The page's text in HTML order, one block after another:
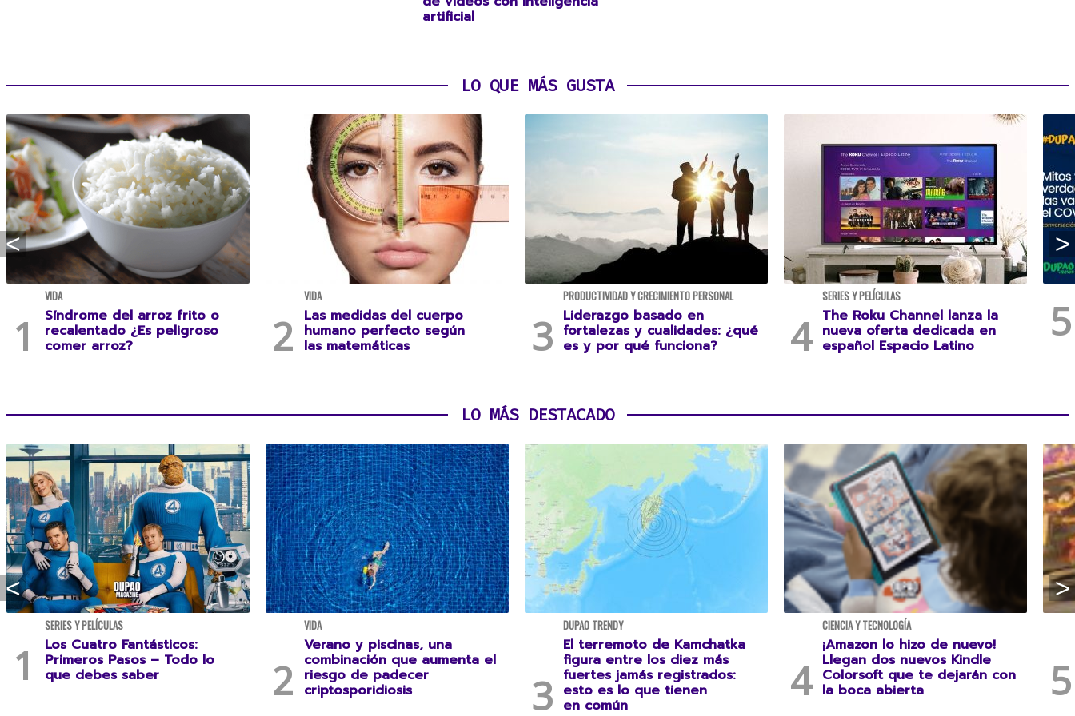
artificial
LO QUE MÁS GUSTA
VIDA
Síndrome del arroz frito o
recalentado ¿Es peligroso
comer arroz?
VIDA
Las medidas del cuerpo
humano perfecto según
las matemáticas
PRODUCTIVIDAD Y CRECIMIENTO PERSONAL
Liderazgo basado en
fortalezas y cualidades: ¿qué
es y por qué funciona?
SERIES Y PELÍCULAS
The Roku Channel lanza la
nueva oferta dedicada en
español Espacio Latino
LO MÁS DESTACADO
SERIES Y PELÍCULAS
Los Cuatro Fantásticos:
Primeros Pasos – Todo lo
que debes saber
VIDA
Verano y piscinas, una
combinación que aumenta el
riesgo de padecer
criptosporidiosis
DUPAO TRENDY
El terremoto de Kamchatka
figura entre los diez más
fuertes jamás registrados:
esto es lo que tienen
en común
CIENCIA Y TECNOLOGÍA
¡Amazon lo hizo de nuevo!
Llegan dos nuevos Kindle
Colorsoft que te dejarán con
la boca abierta